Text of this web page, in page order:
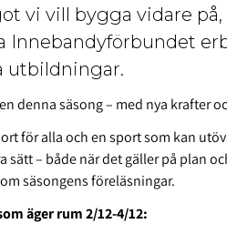
vi vill bygga vidare
Innebandyförbundet
utbildningar.
denna säsong – med nya krafter
för alla och en sport som kan
sätt – både när det gäller på plan
säsongens föreläsningar.
äger rum 2/12-4/12: